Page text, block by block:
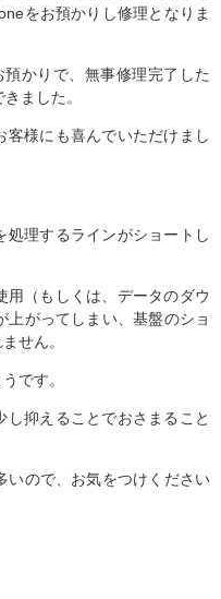
をお預かりし修理となりま
かりで、無事修理完了した
ました。
様にも喜んでいただけまし
理するラインがショートし
（もしくは、データのダウ
上がってしまい、基盤のショ
せん。
です。
し抑えることでおさまること
いので、お気をつけください